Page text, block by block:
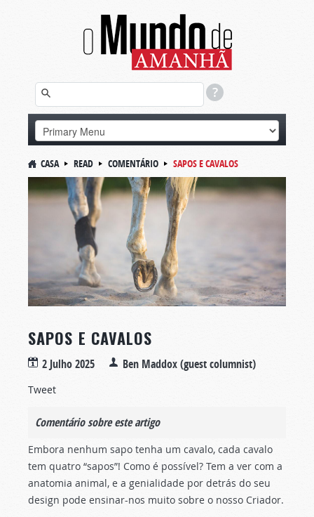
CASA READ COMENTÁRIO SAPOS E CAVALOS
SAPOS E CAVALOS
2 Julho 2025 Ben Maddox (guest columnist)
Tweet
Comentário sobre este artigo
Embora nenhum sapo tenha um cavalo, cada cavalo
tem quatro “sapos”! Como é possível? Tem a ver com a
anatomia animal, e a genialidade por detrás do seu
design pode ensinar-nos muito sobre o nosso Criador.